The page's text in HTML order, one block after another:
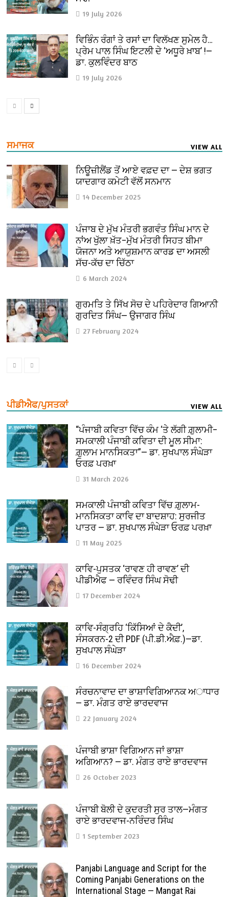
19 July 2026
ਵਿਭਿੰਨ ਰੰਗਾਂ ਤੇ ਰਸਾਂ ਦਾ ਵਿਲੱਖਣ ਸੁਮੇਲ ਹੈ…
ਪ੍ਰੇਮ ਪਾਲ ਸਿੰਘ ਇਟਲੀ ਦੇ ‘ਅਧੂਰੇ ਖ਼ਾਬ’ !—
ਡਾ. ਕੁਲਵਿੰਦਰ ਬਾਠ
19 July 2026
ਸਮਾਜਕ VIEW ALL
ਨਿਊਜ਼ੀਲੈਂਡ ਤੋਂ ਆਏ ਵਫ਼ਦ ਦਾ — ਦੇਸ਼ ਭਗਤ
ਯਾਦਗਾਰ ਕਮੇਟੀ ਵੱਲੋਂ ਸਨਮਾਨ
14 December 2025
ਪੰਜਾਬ ਦੇ ਮੁੱਖ ਮੰਤਰੀ ਭਗਵੰਤ ਸਿੰਘ ਮਾਨ ਦੇ
ਨਾਂਅ ਖੁੱਲਾ ਖ਼ੱਤ–ਮੁੱਖ ਮੰਤਰੀ ਸਿਹਤ ਬੀਮਾ
ਯੋਜਨਾ ਅਤੇ ਆਯੁਸ਼ਮਾਨ ਕਾਰਡ ਦਾ ਅਸਲੀ
ਸੱਚ-ਕੱਚ ਦਾ ਚਿੱਠਾ
6 March 2024
ਗੁਰਮਤਿ ਤੇ ਸਿੱਖ ਸੋਚ ਦੇ ਪਹਿਰੇਦਾਰ ਗਿਆਨੀ
ਗੁਰਦਿਤ ਸਿੰਘ— ਉਜਾਗਰ ਸਿੰਘ
27 February 2024
ਪੀਡੀਐਫ/ਪੁਸਤਕਾਂ VIEW ALL
“ਪੰਜਾਬੀ ਕਵਿਤਾ ਵਿੱਚ ਕੰਮ ‘ਤੇ ਲੱਗੀ ਗ਼ੁਲਾਮੀ–
ਸਮਕਾਲੀ ਪੰਜਾਬੀ ਕਵਿਤਾ ਦੀ ਮੂਲ ਸੀਮਾ:
ਗ਼ੁਲਾਮ ਮਾਨਸਿਕਤਾ”— ਡਾ. ਸੁਖਪਾਲ ਸੰਘੇੜਾ
ਓਰਫ਼ ਪਰਖ਼ਾ
31 March 2026
ਸਮਕਾਲੀ ਪੰਜਾਬੀ ਕਵਿਤਾ ਵਿੱਚ ਗ਼ੁਲਾਮ-
ਮਾਨਸਿਕਤਾ ਕਾਵਿ ਦਾ ਬਾਦਸ਼ਾਹ: ਸੁਰਜੀਤ
ਪਾਤਰ — ਡਾ. ਸੁਖਪਾਲ ਸੰਘੇੜਾ ਓਰਫ਼ ਪਰਖ਼ਾ
11 May 2025
ਕਾਵਿ-ਪੁਸਤਕ ‘ਰਾਵਣ ਹੀ ਰਾਵਣ’ ਦੀ
ਪੀਡੀਐਫ — ਰਵਿੰਦਰ ਸਿੰਘ ਸੋਢੀ
17 December 2024
ਕਾਵਿ-ਸੰਗ੍ਰਹਿ ‘ਕਿੱਸਿਆਂ ਦੇ ਕੈਦੀ’,
ਸੰਸਕਰਨ-2 ਦੀ PDF (ਪੀ.ਡੀ.ਐਫ਼.)—ਡਾ.
ਸੁਖਪਾਲ ਸੰਘੇੜਾ
16 December 2024
ਸੰਰਚਨਾਵਾਦ ਦਾ ਭਾਸ਼ਾਵਿਗਿਆਨਕ ਅਾਧਾਰ
— ਡਾ. ਮੰਗਤ ਰਾਏ ਭਾਰਦਵਾਜ
22 January 2024
ਪੰਜਾਬੀ ਭਾਸ਼ਾ ਵਿਗਿਆਨ ਜਾਂ ਭਾਸ਼ਾ
ਅਗਿਆਨ? — ਡਾ. ਮੰਗਤ ਰਾਏ ਭਾਰਦਵਾਜ
26 October 2023
ਪੰਜਾਬੀ ਬੋਲੀ ਦੇ ਕੁਦਰਤੀ ਸੁਰ ਤਾਲ—ਮੰਗਤ
ਰਾਏ ਭਾਰਦਵਾਜ-ਨਰਿੰਦਰ ਸਿੰਘ
1 September 2023
Panjabi Language and Script for the
Coming Panjabi Generations on the
International Stage — Mangat Rai